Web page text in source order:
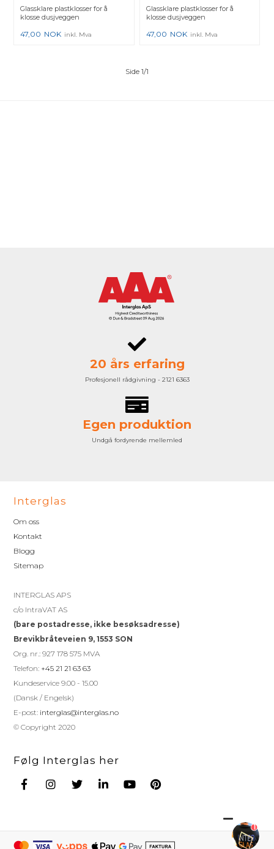
Glassklare plastklosser for å
klosse dusjveggen
47,00 NOK inkl. Mva
Glassklare plastklosser for å
klosse dusjveggen
47,00 NOK inkl. Mva
Side 1/1
20 års erfaring
Profesjonell rådgivning - 2121 6363
Egen produktion
Undgå fordyrende mellemled
Interglas
Om oss
Kontakt
Blogg
Sitemap
INTERGLAS APS
c/o IntraVAT AS
(bare postadresse, ikke besøksadresse)
Brevikbråteveien 9, 1553 SON
Org. nr.: 927 178 575 MVA
Telefon: +45 21 21 63 63
Kundeservice 9.00 - 15.00
(Dansk / Engelsk)
E-post: interglas@interglas.no
© Copyright 2020
Følg Interglas her
1